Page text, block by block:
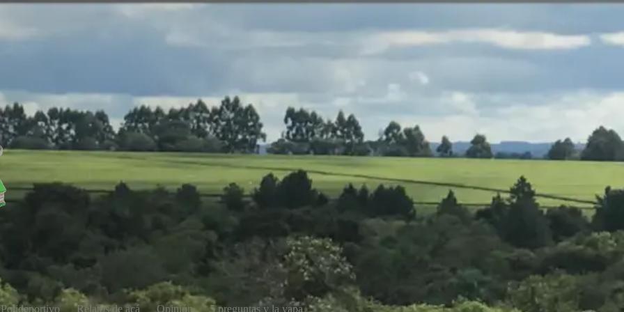
Polideportivo Relatos de acá Opinión 5 preguntas y la yapa